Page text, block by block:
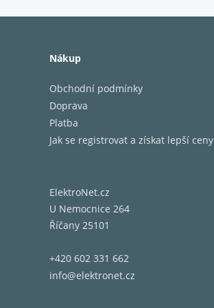
Nákup
Obchodní podmínky
Doprava
Platba
Jak se registrovat a získat lepší ceny
ElektroNet.cz
U Nemocnice 264
Říčany 25101
+420 602 331 662
info@elektronet.cz